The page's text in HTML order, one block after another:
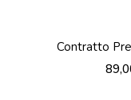
Contratto